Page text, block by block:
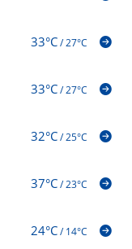
33°C/27°C
33°C/27°C
32°C/25°C
37°C/23°C
24°C/14°C